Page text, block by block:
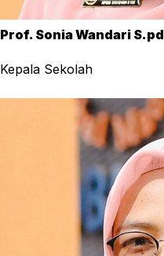
Prof. Sonia Wandari S.pd
Kepala Sekolah